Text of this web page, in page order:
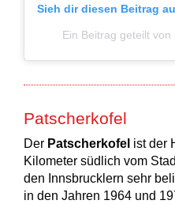
Sieh dir diesen Beitrag
Ein Beitrag geteilt
Patscherkofel
Der Patscherkofel ist der
Kilometer südlich vom
den Innsbrucklern sehr
in den Jahren 1964 und